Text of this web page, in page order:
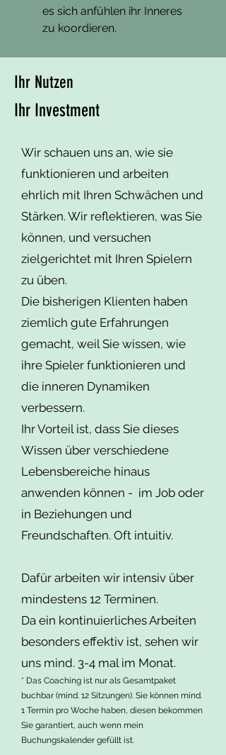
unterschiedliche
Wahrnehmungsfoki und
Wahrnehmungspsychologie gut
erforscht.
Paartherapie versucht sich natürlich
auf seine beste Art und Weise zu
zeigen.
Es kann sein, dass Männer sich sehr
nüchtern und rational in einer
Paartherapie zeigen (in diesem Fall
ist das eben ein Spieler von ihnen).
Es steht mir aber nicht zu, dass
allein auf einem Eindruck
basierend zu beurteilen. Was nicht
selten passiert, ist, dass der andere
Part durch diese kühle Haltung
unruhiger und verzweifelter wird.
Dieses Verhalten kann aus der
auftreten oder aus der sich über
längere Zeit aufgebauten
Beziehungsdynamik gegenwärtig
auftretren oder ein präsenter-
stabiler Persönlichkeitstrait sein.
Deswegen lohnt es sich genauer
oder auch anderen Coaches leicht
passieren, dass
Wahrnehmungsfehler, Heuristiken
nahelegt, die so nicht stimmt. Ein
einfaches Exempel wäre der Halo-
Effekt, eine gute Aussage oder
besonders umsichtige Tat lässt eine
Person in besonders gutem Licht
da stehen. Ebenso kann es natürlich
es sich anfühlen ihr Inneres
zu koordieren.
Ihr Nutzen
Ihr Investment
Wir schauen uns an, wie sie
funktionieren und arbeiten
ehrlich mit Ihren Schwächen und
Stärken. Wir reflektieren, was Sie
können, und versuchen
zielgerichtet mit Ihren Spielern
zu üben.
Die bisherigen Klienten haben
ziemlich gute Erfahrungen
gemacht, weil Sie wissen, wie
ihre Spieler funktionieren und
die inneren Dynamiken
verbessern.
Ihr Vorteil ist, dass Sie dieses
Wissen über verschiedene
Lebensbereiche hinaus
anwenden können - im Job oder
in Beziehungen und
Freundschaften. Oft intuitiv.
Dafür arbeiten wir intensiv über
mindestens 12 Terminen.
Da ein kontinuierliches Arbeiten
besonders effektiv ist, sehen wir
uns mind. 3-4 mal im Monat.
* Das Coaching ist nur als Gesamtpaket
buchbar (mind. 12 Sitzungen). Sie können mind.
1 Termin pro Woche haben, diesen bekommen
Sie garantiert, auch wenn mein
Buchungskalender gefüllt ist.